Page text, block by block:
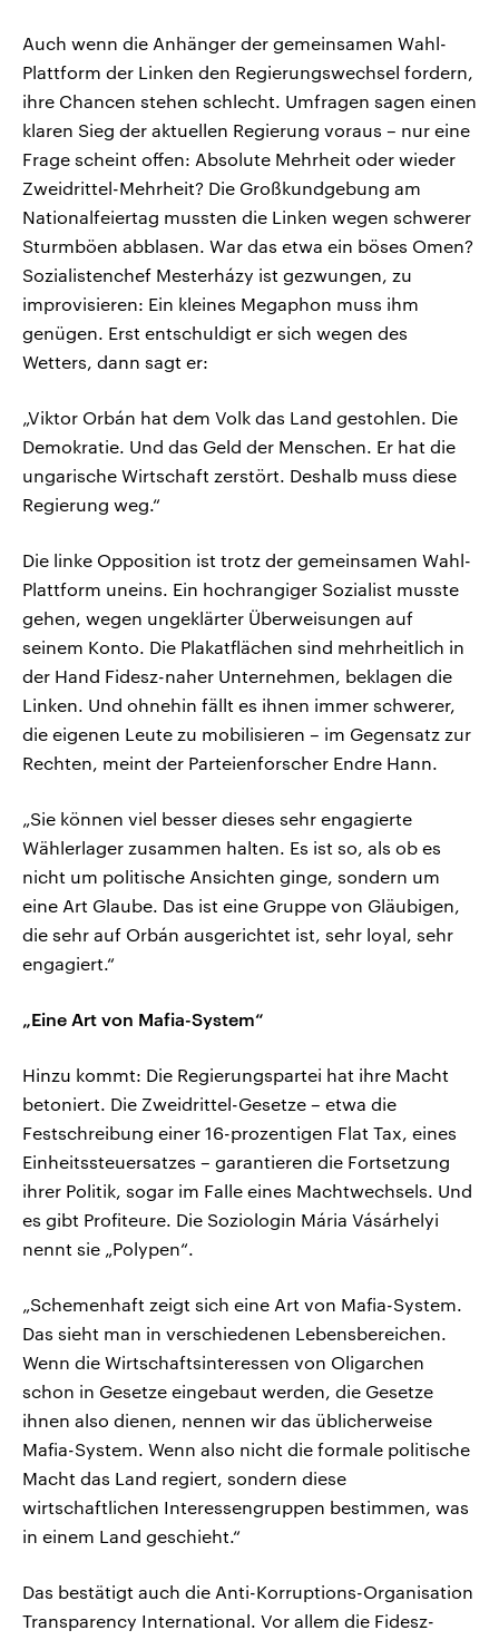
Auch wenn die Anhänger der gemeinsamen Wahl-
Plattform der Linken den Regierungswechsel fordern,
ihre Chancen stehen schlecht. Umfragen sagen einen
klaren Sieg der aktuellen Regierung voraus – nur eine
Frage scheint offen: Absolute Mehrheit oder wieder
Zweidrittel-Mehrheit? Die Großkundgebung am
Nationalfeiertag mussten die Linken wegen schwerer
Sturmböen abblasen. War das etwa ein böses Omen?
Sozialistenchef Mesterházy ist gezwungen, zu
improvisieren: Ein kleines Megaphon muss ihm
genügen. Erst entschuldigt er sich wegen des
Wetters, dann sagt er:
„Viktor Orbán hat dem Volk das Land gestohlen. Die
Demokratie. Und das Geld der Menschen. Er hat die
ungarische Wirtschaft zerstört. Deshalb muss diese
Regierung weg.“
Die linke Opposition ist trotz der gemeinsamen Wahl-
Plattform uneins. Ein hochrangiger Sozialist musste
gehen, wegen ungeklärter Überweisungen auf
seinem Konto. Die Plakatflächen sind mehrheitlich in
der Hand Fidesz-naher Unternehmen, beklagen die
Linken. Und ohnehin fällt es ihnen immer schwerer,
die eigenen Leute zu mobilisieren – im Gegensatz zur
Rechten, meint der Parteienforscher Endre Hann.
„Sie können viel besser dieses sehr engagierte
Wählerlager zusammen halten. Es ist so, als ob es
nicht um politische Ansichten ginge, sondern um
eine Art Glaube. Das ist eine Gruppe von Gläubigen,
die sehr auf Orbán ausgerichtet ist, sehr loyal, sehr
engagiert.“
„Eine Art von Mafia-System“
Hinzu kommt: Die Regierungspartei hat ihre Macht
betoniert. Die Zweidrittel-Gesetze – etwa die
Festschreibung einer 16-prozentigen Flat Tax, eines
Einheitssteuersatzes – garantieren die Fortsetzung
ihrer Politik, sogar im Falle eines Machtwechsels. Und
es gibt Profiteure. Die Soziologin Mária Vásárhelyi
nennt sie „Polypen“.
„Schemenhaft zeigt sich eine Art von Mafia-System.
Das sieht man in verschiedenen Lebensbereichen.
Wenn die Wirtschaftsinteressen von Oligarchen
schon in Gesetze eingebaut werden, die Gesetze
ihnen also dienen, nennen wir das üblicherweise
Mafia-System. Wenn also nicht die formale politische
Macht das Land regiert, sondern diese
wirtschaftlichen Interessengruppen bestimmen, was
in einem Land geschieht.“
Das bestätigt auch die Anti-Korruptions-Organisation
Transparency International. Vor allem die Fidesz-